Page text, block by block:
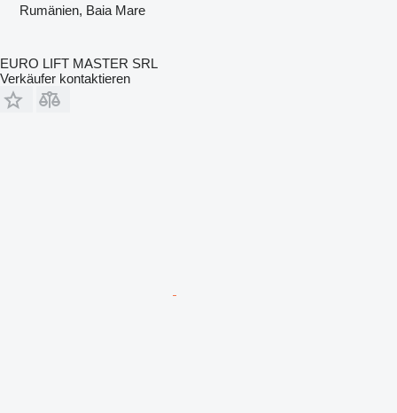
Rumänien, Baia Mare
EURO LIFT MASTER SRL
Verkäufer kontaktieren